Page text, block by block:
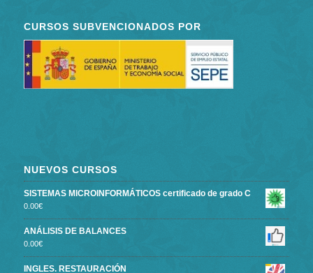
CURSOS SUBVENCIONADOS POR
NUEVOS CURSOS
SISTEMAS MICROINFORMÁTICOS certificado de grado C
0.00€
ANÁLISIS DE BALANCES
0.00€
INGLES. RESTAURACIÓN